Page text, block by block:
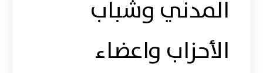
المدني وشباب
الأحزاب واعضاء